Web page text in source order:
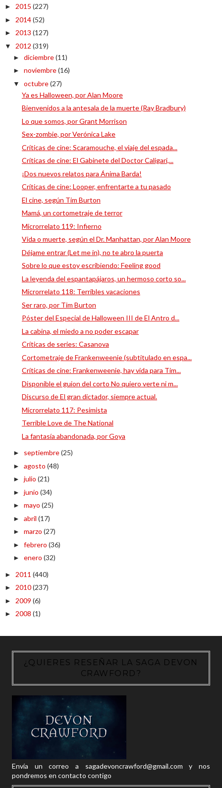
► 2015 (227)
► 2014(52)
► 2013 (127)
▼ 2012 (319)
► diciembre(11)
► noviembre(16)
▼ octubre(27)
Ya es Halloween, por Alan Moore
Bienvenidos a la antesala de la muerte (Ray Bradbury)
Lo que somos, por Grant Morrison
Sex-zombie, por Verónica Lake
Críticas de cine: Scaramouche, el viaje del espada...
Críticas de cine: El Gabinete del Doctor Caligari,...
¡Dos nuevos relatos para Ánima Barda!
Críticas de cine: Looper, enfrentarte a tu pasado
El cine, según Tim Burton
Mamá, un cortometraje de terror
Microrrelato 119: Infierno
Vida o muerte, según el Dr. Manhattan, por Alan Moore
Déjame entrar (Let me in), no te abro la puerta
Sobre lo que estoy escribiendo: Feeling good
La leyenda del espantapájaros, un hermoso corto so...
Microrrelato 118: Terribles vacaciones
Ser raro, por Tim Burton
Póster del Especial de Halloween III de El Antro d...
La cabina, el miedo a no poder escapar
Críticas de series: Casanova
Cortometraje de Frankenweenie (subtitulado en espa...
Críticas de cine: Frankenweenie, hay vida para Tim...
Disponible el guion del corto No quiero verte ni m...
Discurso de El gran dictador, siempre actual.
Microrrelato 117: Pesimista
Terrible Love de The National
La fantasía abandonada, por Goya
► septiembre(25)
► agosto (48)
► julio (21)
► junio (34)
► mayo (25)
► abril (17)
► marzo (27)
► febrero (36)
► enero (32)
► 2011 (440)
► 2010(237)
► 2009 (6)
► 2008 (1)
¿QUIERES RESEÑAR LA SAGA DEVON
CRAWFORD?
Envía un correo a sagadevoncrawford@gmail.com y nos
pondremos en contacto contigo